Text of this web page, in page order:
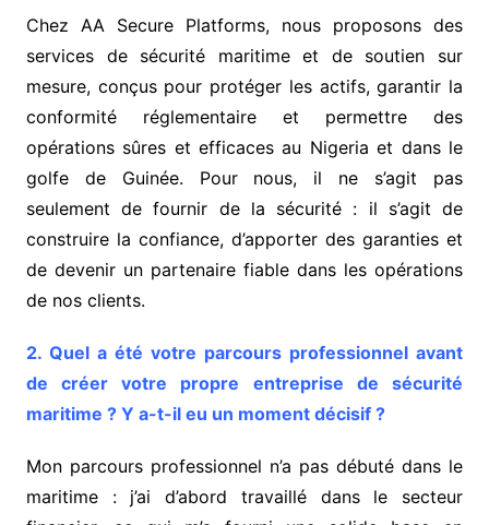
Chez AA Secure Platforms, nous proposons des
services de sécurité maritime et de soutien sur
mesure, conçus pour protéger les actifs, garantir la
conformité réglementaire et permettre des
opérations sûres et efficaces au Nigeria et dans le
golfe de Guinée. Pour nous, il ne s’agit pas
seulement de fournir de la sécurité : il s’agit de
construire la confiance, d’apporter des garanties et
de devenir un partenaire fiable dans les opérations
de nos clients.
2. Quel a été votre parcours professionnel avant
de créer votre propre entreprise de sécurité
maritime ? Y a-t-il eu un moment décisif ?
Mon parcours professionnel n’a pas débuté dans le
maritime : j’ai d’abord travaillé dans le secteur